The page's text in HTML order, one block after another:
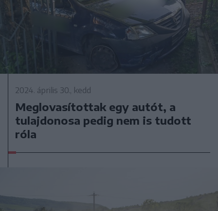
2024. április 30., kedd
Meglovasítottak egy autót, a
tulajdonosa pedig nem is tudott
róla